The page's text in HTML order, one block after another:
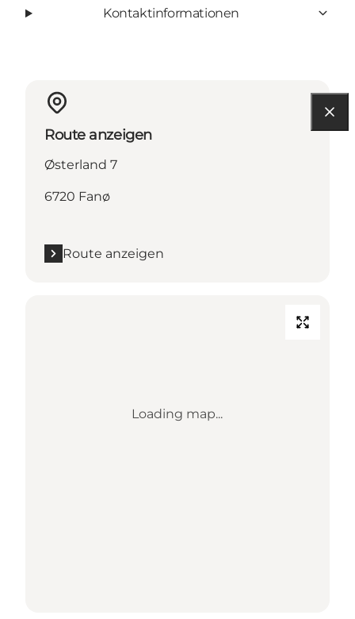
Kontaktinformationen
Route anzeigen
Østerland 7
6720 Fanø
Route anzeigen
Loading map...